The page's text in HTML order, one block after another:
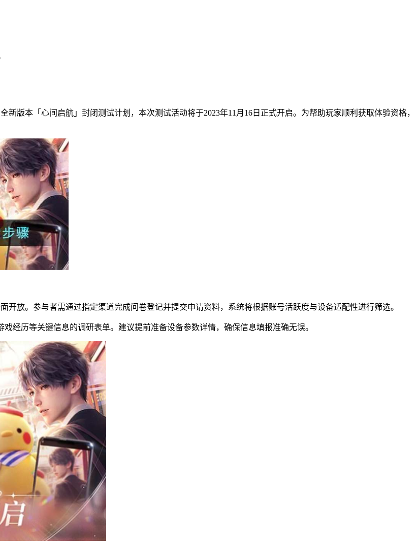
新版本「心间启航」封闭测试计划，本次测试活动将于2023年11月16日正式开启。为帮助玩家顺利获取体验资格，
开放。参与者需通过指定渠道完成问卷登记并提交申请资料，系统将根据账号活跃度与设备适配性进行筛选。
经历等关键信息的调研表单。建议提前准备设备参数详情，确保信息填报准确无误。